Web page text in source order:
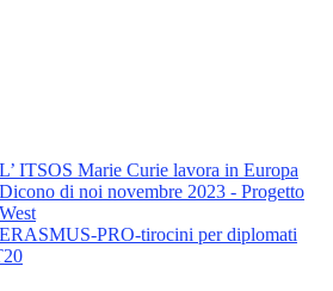
L’ ITSOS Marie Curie lavora in Europa
Dicono di noi novembre 2023 - Progetto
West
ERASMUS-PRO-tirocini per diplomati